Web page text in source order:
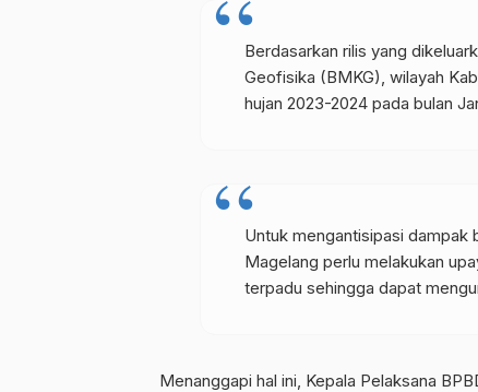
Berdasarkan rilis yang
Geofisika (BMKG), wilayah
hujan 2023-2024 pada bulan
Untuk mengantisipasi dampak
Magelang perlu melakukan
terpadu sehingga dapat
Menanggapi hal ini, Kepala Pelaksana